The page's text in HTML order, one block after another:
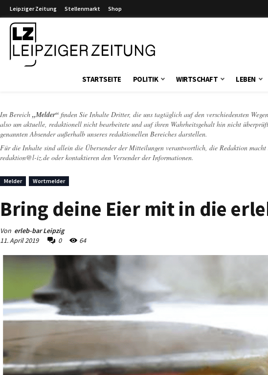
Leipziger Zeitung Stellenmarkt Shop
STARTSEITE POLITIK WIRTSCHAFT LEBEN
Im Bereich „Melder“ finden Sie Inhalte Dritter, die uns tagtäglich auf den verschiedensten
also um aktuelle, redaktionell nicht bearbeitete und auf ihren Wahrheitsgehalt hin nicht
genannten Absender außerhalb unseres redaktionellen Bereiches darstellen.
Für die Inhalte sind allein die Übersender der Mitteilungen verantwortlich, die Redaktion macht
redaktion@l-iz.de oder kontaktieren den Versender der Informationen.
Melder Wortmelder
Bring deine Eier mit in die
Von erleb-bar Leipzig
11. April 2019
0 64